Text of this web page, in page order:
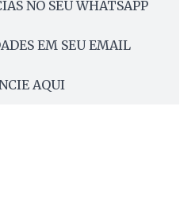
NO SEU WHATSAPP
EM SEU EMAIL
AQUI